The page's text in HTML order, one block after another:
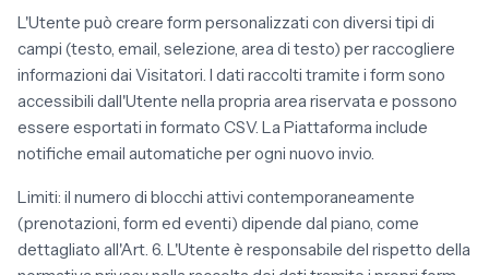
L'Utente può creare form personalizzati con diversi tipi di
campi (testo, email, selezione, area di testo) per raccogliere
informazioni dai Visitatori. I dati raccolti tramite i form sono
accessibili dall'Utente nella propria area riservata e possono
essere esportati in formato CSV. La Piattaforma include
notifiche email automatiche per ogni nuovo invio.
Limiti: il numero di blocchi attivi contemporaneamente
(prenotazioni, form ed eventi) dipende dal piano, come
dettagliato all'Art. 6. L'Utente è responsabile del rispetto della